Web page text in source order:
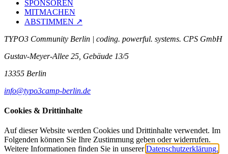
SPONSOREN
MITMACHEN
ABSTIMMEN ↗
TYPO3 Community Berlin | coding. powerful. systems. CPS GmbH
Gustav-Meyer-Allee 25, Gebäude 13/5
13355 Berlin
info@typo3camp-berlin.de
Cookies & Drittinhalte
Auf dieser Website werden Cookies und Drittinhalte verwendet. Im
Folgenden können Sie Ihre Zustimmung geben oder widerrufen.
Weitere Informationen finden Sie in unsererDatenschutzerklärung.